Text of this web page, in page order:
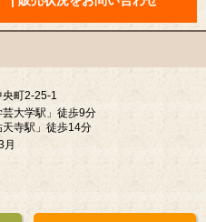
町2-25-1
大学駅」徒歩9分
寺駅」徒歩14分
月